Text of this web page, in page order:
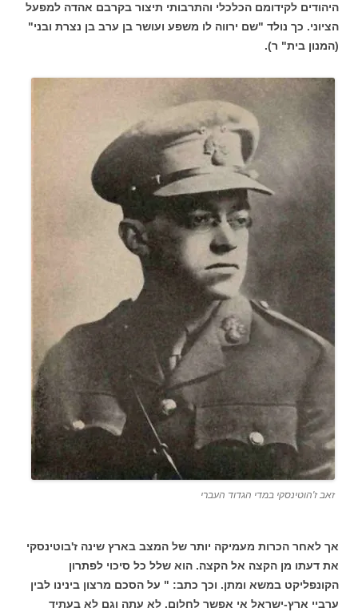
היהודים לקידומם הכלכלי והתרבותי תיצור בקרבם אהדה למפעל
הציוני. כך נולד "שם ירווה לו משפע ועושר בן ערב בן נצרת ובני"
(המנון בית" ר).
זאב ז'הוטינסקי במדי הגדוד העברי
אך לאחר הכרות מעמיקה יותר של המצב בארץ שינה ז'בוטינסקי
את דעתו מן הקצה אל הקצה. הוא שלל כל סיכוי לפתרון
הקונפליקט במשא ומתן. וכך כתב: " על הסכם מרצון בינינו לבין
ערביי ארץ-ישראל אי אפשר לחלום. לא עתה וגם לא בעתיד